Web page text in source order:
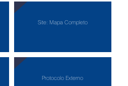
Site: Mapa Completo
Protocolo Externo